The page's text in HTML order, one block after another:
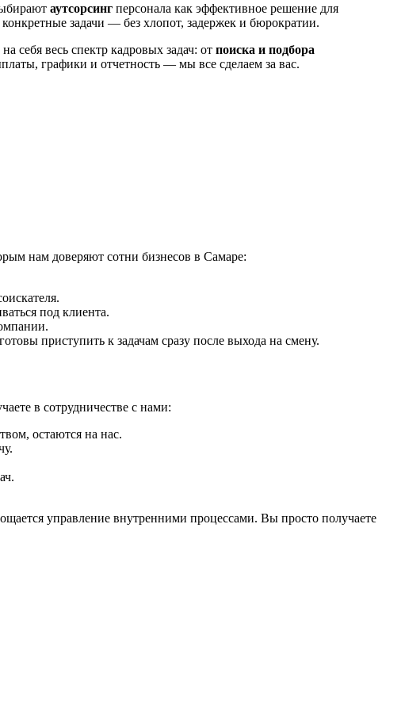
аутсорсинг персонала как эффективное решение для
задачи — без хлопот, задержек и бюрократии.
себя весь спектр кадровых задач: от поиска и подбора
графики и отчетность — мы все сделаем за вас.
нам доверяют сотни бизнесов в Самаре:
под клиента.
приступить к задачам сразу после выхода на смену.
в сотрудничестве с нами:
остаются на нас.
управление внутренними процессами. Вы просто получаете